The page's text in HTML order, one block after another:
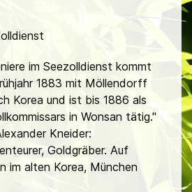
im Seezolldienst kommt
1883 mit Möllendorff
Korea und ist bis 1886 als
in Wonsan tätig."
Kneider:
Goldgräber. Auf
im alten Korea, München